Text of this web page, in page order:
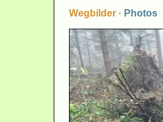
Wegbilder · Photos